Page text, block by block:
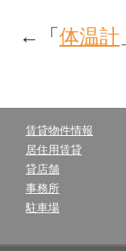
←「 体温計
賃貸物件情報
居住用賃貸
貸店舗
事務所
駐車場